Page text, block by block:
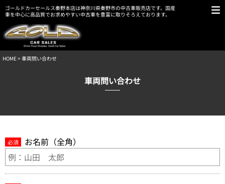
ゴールドカーセールス秦野本店は神奈川県秦野市の中古車販売店です。国産
車を中心に高品質でお求めやすい中古車を豊富に取りそろえております。
HOME> 車両問い合わせ
車両問い合わせ
必須 お名前（全角）